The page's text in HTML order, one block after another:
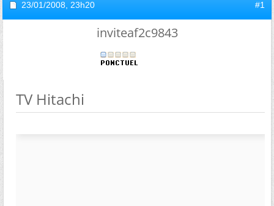
23/01/2008, 23h20 #1
inviteaf2c9843
TV Hitachi